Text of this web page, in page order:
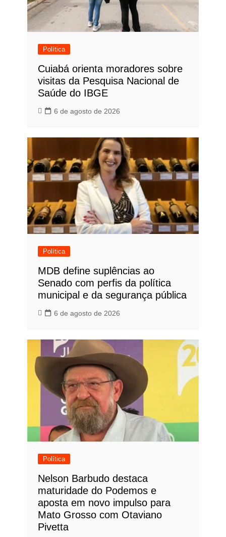
Política
Cuiabá orienta moradores sobre
visitas da Pesquisa Nacional de
Saúde do IBGE
6 de agosto de 2026
Política
MDB define suplências ao
Senado com perfis da política
municipal e da segurança pública
6 de agosto de 2026
Política
Nelson Barbudo destaca
maturidade do Podemos e
aposta em novo impulso para
Mato Grosso com Otaviano
Pivetta